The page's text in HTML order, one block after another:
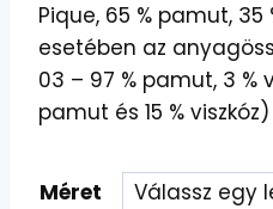
-
Pique, 65 % pamut, 35
esetében az
03 – 97 % pamut, 3 %
pamut és 15 % viszkóz)
Méret